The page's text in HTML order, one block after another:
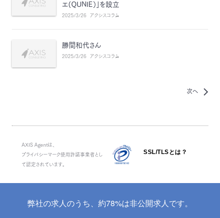
エ(QUNIE）」を設立
2025/3/26 アクシスコラム
勝間和代さん
2025/3/26 アクシスコラム
次へ
AXIS Agentは、
プライバシーマーク使用許諾事業者とし
て認定されています。
SSL/TLSとは？
弊社の求人のうち、約78%は非公開求人です。